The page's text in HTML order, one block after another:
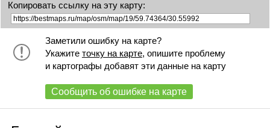
Копировать ссылку на эту карту:
Заметили ошибку на карте?
Укажите точку на карте, опишите проблему
и картографы добавят эти данные на карту
Сообщить об ошибке на карте